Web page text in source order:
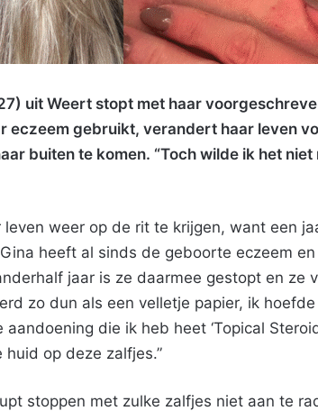
uit Weert stopt met haar
eczeem gebruikt, verandert haar leven
buiten te komen. “Toch wilde ik het
weer op de rit te krijgen, want een
heeft al sinds de geboorte eczeem
jaar is ze daarmee gestopt en ze
zo dun als een velletje papier, ik
die ik heb heet ‘Topical
op deze zalfjes.”
stoppen met zulke zalfjes niet aan te